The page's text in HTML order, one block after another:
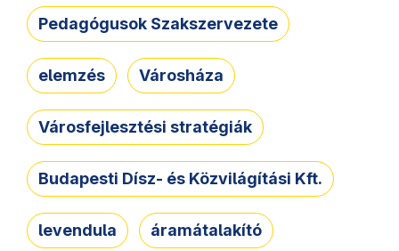
Pedagógusok Szakszervezete
elemzés Városháza
Városfejlesztési stratégiák
Budapesti Dísz- és Közvilágítási Kft.
levendula áramátalakító